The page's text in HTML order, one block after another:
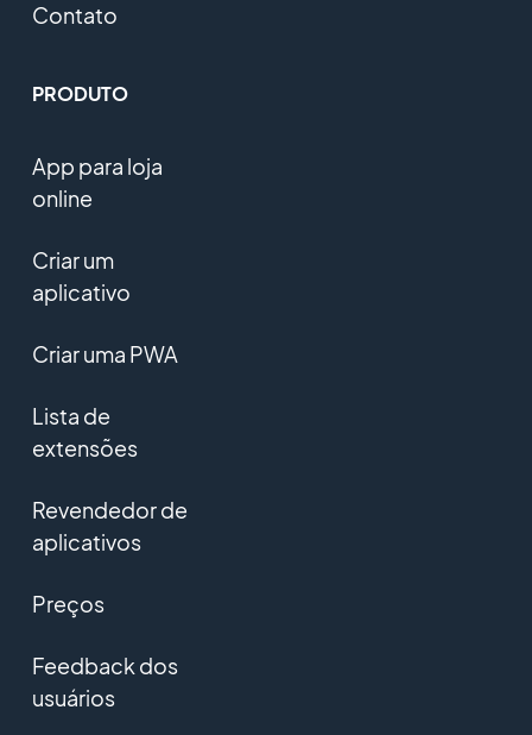
Contato
PRODUTO
App para loja
online
Criar um
aplicativo
Criar uma PWA
Lista de
extensões
Revendedor de
aplicativos
Preços
Feedback dos
usuários